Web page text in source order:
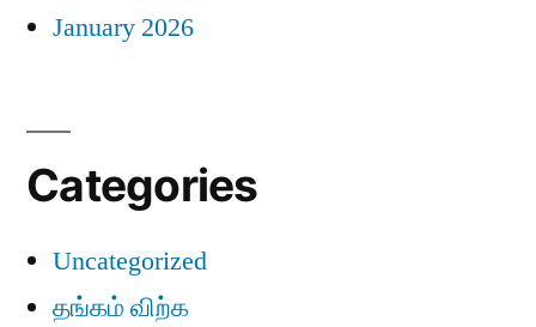
January 2026
Categories
Uncategorized
தங்கம் விற்க